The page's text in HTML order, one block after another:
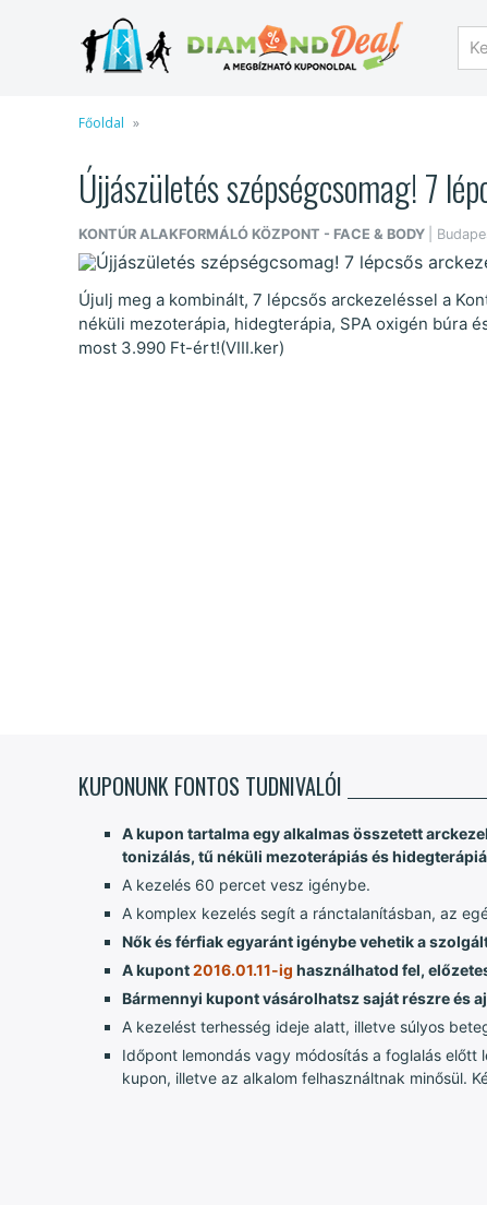
Főoldal
Újjászületés szépségcsomag! 7
KONTÚR ALAKFORMÁLÓ KÖZPONT - FACE & BODY |
Újulj meg a kombinált, 7 lépcsős arckezeléssel a
néküli mezoterápia, hidegterápia, SPA oxigén búra
most 3.990 Ft-ért!(VIII.ker)
KUPONUNK FONTOS TUDNIVALÓI
A kupon tartalma egy alkalmas összetett
tonizálás, tű néküli mezoterápiás és
A kezelés 60 percet vesz igénybe.
A komplex kezelés segít a ránctalanításban, az
Nők és férfiak egyaránt igénybe vehetik a
A kupont2016.01.11-ig használhatod fel,
Bármennyi kupont vásárolhatsz saját részre és
A kezelést terhesség ideje alatt, illetve súlyos
Időpont lemondás vagy módosítás a foglalás
kupon, illetve az alkalom felhasználtnak minősül.